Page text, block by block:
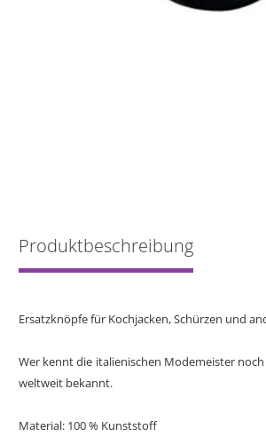
Produktbeschreibung
Ersatzknöpfe für Kochjacken, Schürzen und
Wer kennt die italienischen Modemeister
weltweit bekannt.
Material: 100 % Kunststoff